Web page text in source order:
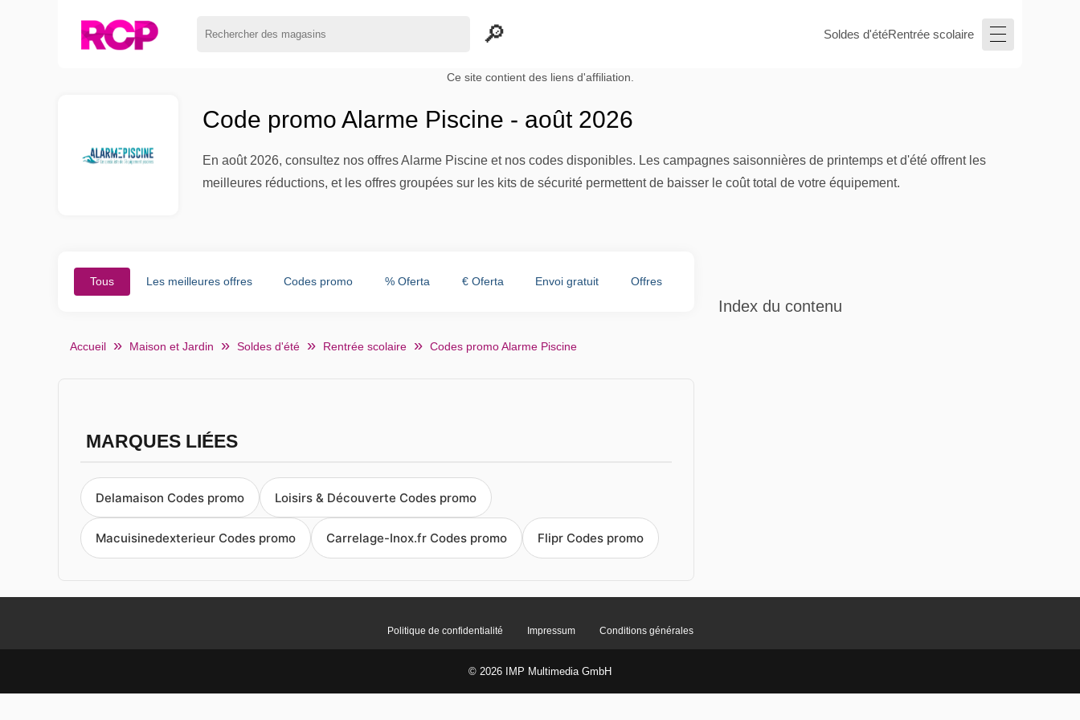
Soldes d'étéRentrée scolaire
Ce site contient des liens d'affiliation.
Code promo Alarme Piscine - août 2026
En août 2026, consultez nos offres Alarme Piscine et nos codes disponibles. Les campagnes saisonnières de printemps et d'été offrent les
meilleures réductions, et les offres groupées sur les kits de sécurité permettent de baisser le coût total de votre équipement.
Tous Les meilleures offres Codes promo % Oferta € Oferta Envoi gratuit Offres
Accueil Maison et Jardin Soldes d'été Rentrée scolaire Codes promo Alarme Piscine
MARQUES LIÉES
Delamaison Codes promo Loisirs & Découverte Codes promo
Macuisinedexterieur Codes promo Carrelage-Inox.fr Codes promo Flipr Codes promo
Index du contenu
Politique de confidentialité Impressum Conditions générales
© 2026 IMP Multimedia GmbH